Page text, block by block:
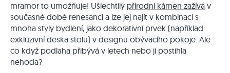
mramor to umožňuje! Ušlechtilý přírodní kámen zažívá v
současné době renesanci a lze jej najít v kombinaci s
mnoha styly bydlení, jako dekorativní prvek (například
exkluzivní deska stolu) v designu obývacího pokoje. Ale
co když podlaha přibývá v letech nebo ji postihla
nehoda?